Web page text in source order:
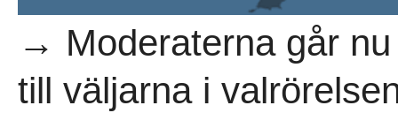
→ Moderaterna går
till väljarna i